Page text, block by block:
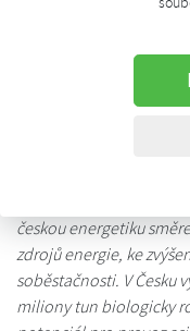
bioplynu v roce 2022
Česko podle statistik
producentů zeleného
jakožto plně
zaostává. V provozu
českou energetiku
zdrojů energie, ke
soběstačnosti. V Česku
miliony tun biologicky